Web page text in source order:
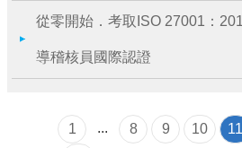
從零開始．考取ISO 27001：
導稽核員國際認證
1 ... 8 9 10 11